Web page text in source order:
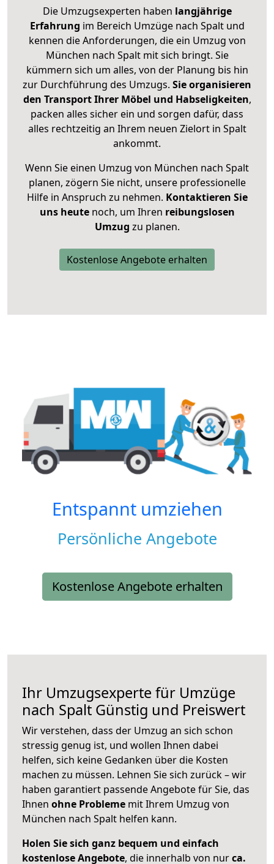
Die Umzugsexperten haben langjährige
Erfahrung im Bereich Umzüge nach Spalt und
kennen die Anforderungen, die ein Umzug von
München nach Spalt mit sich bringt. Sie
kümmern sich um alles, von der Planung bis hin
zur Durchführung des Umzugs. Sie organisieren
den Transport Ihrer Möbel und Habseligkeiten,
packen alles sicher ein und sorgen dafür, dass
alles rechtzeitig an Ihrem neuen Zielort in Spalt
ankommt.
Wenn Sie einen Umzug von München nach Spalt
planen, zögern Sie nicht, unsere professionelle
Hilfe in Anspruch zu nehmen. Kontaktieren Sie
uns heutenoch, um Ihren reibungslosen
Umzug zu planen.
Kostenlose Angebote erhalten
Entspannt umziehen
Persönliche Angebote
Kostenlose Angebote erhalten
Ihr Umzugsexperte für Umzüge
nach Spalt Günstig und Preiswert
Wir verstehen, dass der Umzug an sich schon
stressig genug ist, und wollen Ihnen dabei
helfen, sich keine Gedanken über die Kosten
machen zu müssen. Lehnen Sie sich zurück – wir
haben garantiert passende Angebote für Sie, das
Ihnen ohne Probleme mit Ihrem Umzug von
München nach Spalt helfen kann.
Holen Sie sich ganz bequem und einfach
kostenlose Angebote, die innerhalb von nurca.